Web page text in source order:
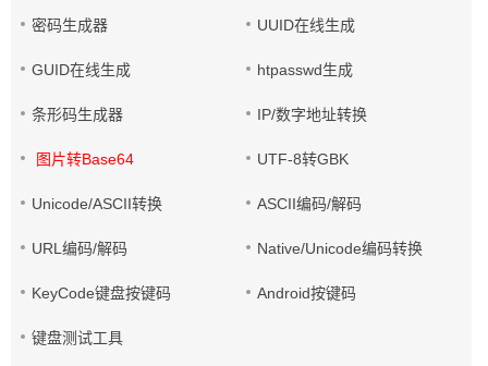
密码生成器 UUID在线生成
GUID在线生成 htpasswd生成
条形码生成器 IP/数字地址转换
图片转Base64 UTF-8转GBK
Unicode/ASCII转换 ASCII编码/解码
URL编码/解码 Native/Unicode编码转换
KeyCode键盘按键码 Android按键码
键盘测试工具